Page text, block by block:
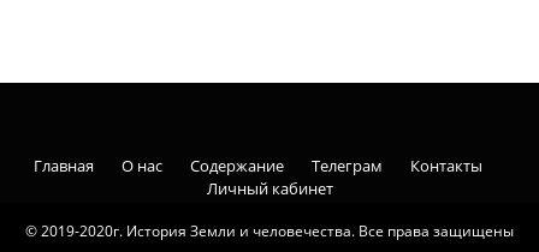
© 2019-2020г. История Земли и человечества. Все права защищены
Главная О нас Содержание Телеграм
Контакты
Личный кабинет